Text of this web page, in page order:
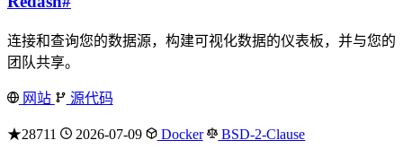
连接和查询您的数据源，构建可视化数据的仪表板，并与您的
团队共享。
网站 源代码
★28711 2026-07-09 Docker BSD-2-Clause